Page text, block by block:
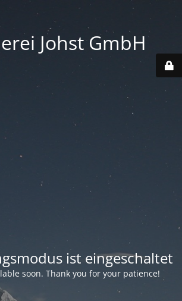
Johst GmbH
ist eingeschaltet
soon. Thank you for your patience!